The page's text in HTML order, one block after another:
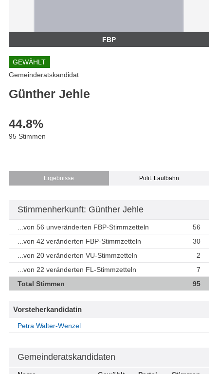
FBP
GEWÄHLT
Gemeinderatskandidat
Günther Jehle
44.8%
95 Stimmen
Ergebnisse Polit. Laufbahn
Stimmenherkunft: Günther Jehle
...von 56 unveränderten FBP-Stimmzetteln
56
...von 42 veränderten FBP-Stimmzetteln
30
...von 20 veränderten VU-Stimmzetteln
2
...von 22 veränderten FL-Stimmzetteln
7
Total Stimmen
95
Vorsteherkandidatin
Petra Walter-Wenzel
Gemeinderatskandidaten